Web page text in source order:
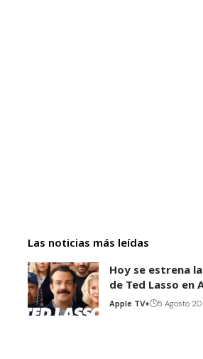
Las noticias más leídas
Hoy se estrena
de Ted Lasso en
Apple TV+ 5 Agosto